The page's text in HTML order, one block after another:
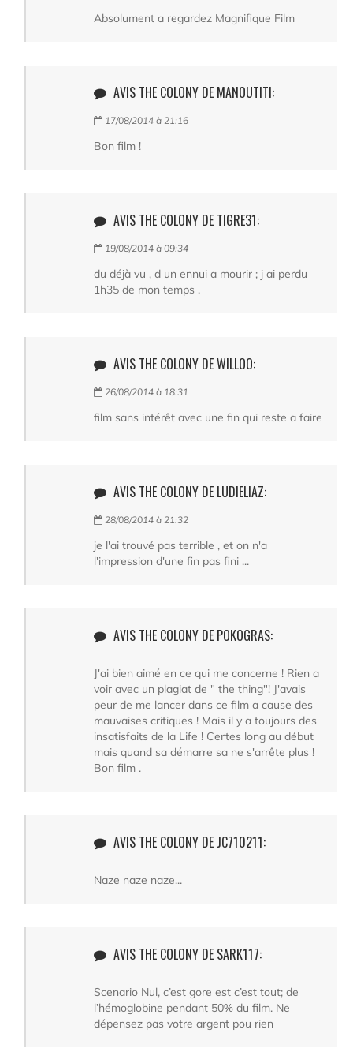
Absolument a regardez Magnifique Film
AVIS THE COLONY DE MANOUTITI:
17/08/2014 à 21:16
Bon film !
AVIS THE COLONY DE TIGRE31:
19/08/2014 à 09:34
du déjà vu , d un ennui a mourir ; j ai perdu
1h35 de mon temps .
AVIS THE COLONY DE WILLOO:
26/08/2014 à 18:31
film sans intérêt avec une fin qui reste a faire
AVIS THE COLONY DE LUDIELIAZ:
28/08/2014 à 21:32
je l'ai trouvé pas terrible , et on n'a
l'impression d'une fin pas fini ...
AVIS THE COLONY DE POKOGRAS:
J'ai bien aimé en ce qui me concerne ! Rien a
voir avec un plagiat de " the thing"! J'avais
peur de me lancer dans ce film a cause des
mauvaises critiques ! Mais il y a toujours des
insatisfaits de la Life ! Certes long au début
mais quand sa démarre sa ne s'arrête plus !
Bon film .
AVIS THE COLONY DE JC710211:
Naze naze naze...
AVIS THE COLONY DE SARK117:
Scenario Nul, c’est gore est c’est tout; de
l’hémoglobine pendant 50% du film. Ne
dépensez pas votre argent pou rien